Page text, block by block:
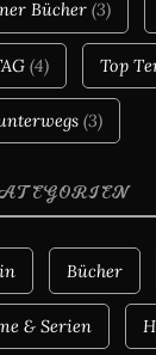
Bücher(3)
(4) Top
(3)
Bücher
& Serien